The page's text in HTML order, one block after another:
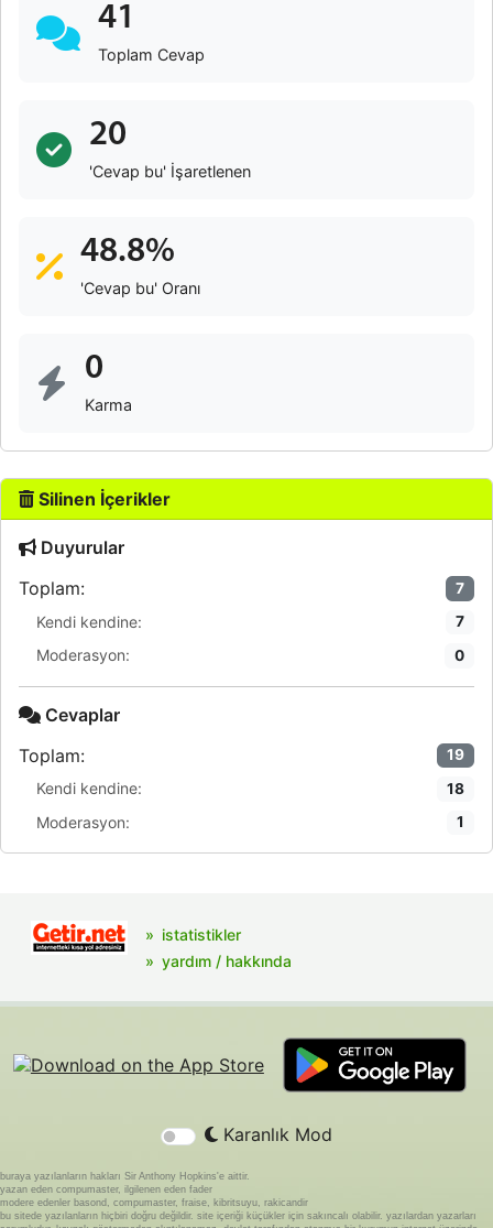
41
Toplam Cevap
20
'Cevap bu' İşaretlenen
48.8%
'Cevap bu' Oranı
0
Karma
Silinen İçerikler
Duyurular
Toplam:
7
Kendi kendine: 7
Moderasyon: 0
Cevaplar
Toplam:
19
Kendi kendine: 18
Moderasyon: 1
istatistikler
yardım / hakkında
Karanlık Mod
buraya yazılanların hakları Sir Anthony Hopkins'e aittir.
yazan eden compumaster, ilgilenen eden fader
modere edenler basond, compumaster, fraise, kibritsuyu, rakicandir
bu sitede yazılanların hiçbiri doğru değildir. site içeriği küçükler için sakıncalı olabilir. yazılardan yazarları